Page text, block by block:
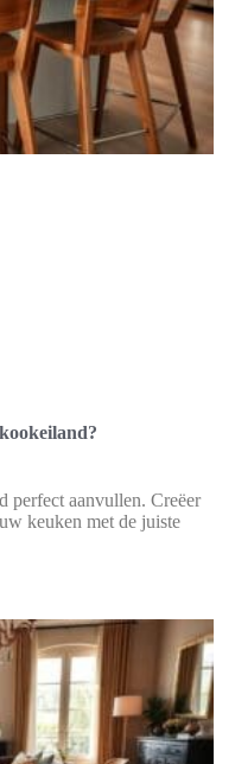
perfect aanvullen. Creëer
keuken met de juiste